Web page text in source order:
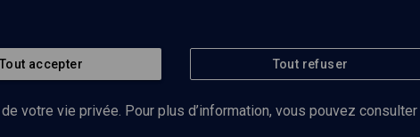
Tout accepter Tout refuser
votre vie privée. Pour plus d’information, vous pouvez consulter